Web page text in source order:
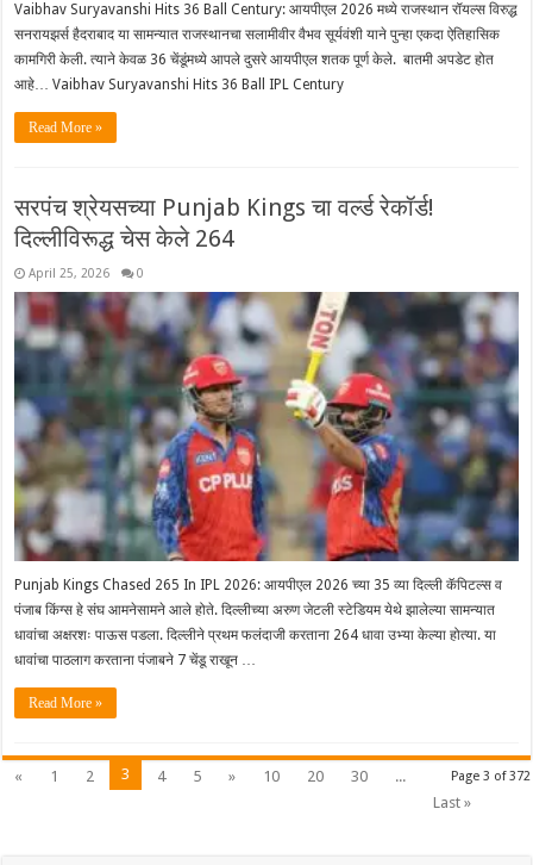
Vaibhav Suryavanshi Hits 36 Ball Century: आयपीएल 2026 मध्ये राजस्थान रॉयल्स विरुद्ध
सनरायझर्स हैदराबाद या सामन्यात राजस्थानचा सलामीवीर वैभव सूर्यवंशी याने पुन्हा एकदा ऐतिहासिक
कामगिरी केली. त्याने केवळ 36 चेंडूंमध्ये आपले दुसरे आयपीएल शतक पूर्ण केले. बातमी अपडेट होत
आहे… Vaibhav Suryavanshi Hits 36 Ball IPL Century
Read More »
सरपंच श्रेयसच्या Punjab Kings चा वर्ल्ड रेकॉर्ड!
दिल्लीविरूद्ध चेस केले 264
April 25, 2026 0
Punjab Kings Chased 265 In IPL 2026: आयपीएल 2026 च्या 35 व्या दिल्ली कॅपिटल्स व
पंजाब किंग्स हे संघ आमनेसामने आले होते. दिल्लीच्या अरुण जेटली स्टेडियम येथे झालेल्या सामन्यात
धावांचा अक्षरशः पाऊस पडला. दिल्लीने प्रथम फलंदाजी करताना 264 धावा उभ्या केल्या होत्या. या
धावांचा पाठलाग करताना पंजाबने 7 चेंडू राखून …
Read More »
Page 3 of 372
« 1 2 3 4 5 » 10 20 30
...
Last »